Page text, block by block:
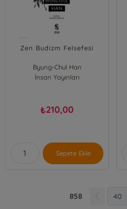
Zen Budizm Felsefesi
Byung-Chul Han
İnsan Yayınları
₺210,00
Sepete Ekle
858